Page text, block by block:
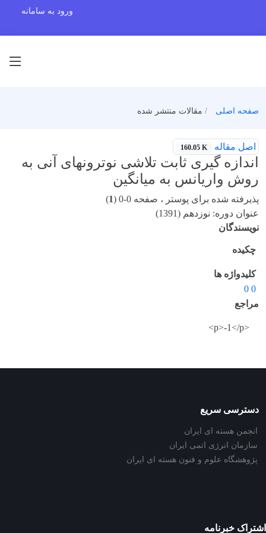
ورود به سامانه
صفحه اصلی مقالات منتشر شده
اصل مقاله 160.05 K
اندازه گیری ثابت تلاشی نوترونهای آنی به
روش واریانس به میانگین
پذیرفته شده برای پوستر ، صفحه 0-0 ( 1
)
عنوان دوره: نوزدهم (1391)
نویسندگان
چکیده
کلیدواژه ها
0 0
مراجع
<p>-1</p>
دسترسی سریع
انجمن هسته ای ایران
سازمان انرژی اتمی ایران
پژوهشگاه علوم و فنون هسته ای ایران
اشتراک خبرنامه